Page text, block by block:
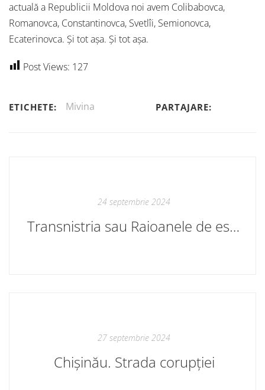
actuală a Republicii Moldova noi avem Colibabovca,
Romanovca, Constantinovca, Svetlîi, Semionovca,
Ecaterinovca. Și tot așa. Și tot așa.
Post Views: 127
ETICHETE: Mivina PARTAJARE:
24 septembrie 2024
Transnistria sau Raioanele de est ale Republicii Moldova
27 septembrie 2024
Chișinău. Strada corupției